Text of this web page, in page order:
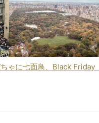
ゃに七面鳥、Black